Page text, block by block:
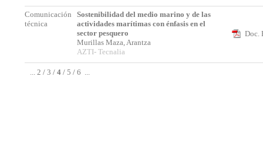
Comunicación
técnica
Sostenibilidad del medio marino y de las
actividades marítimas con énfasis en el
sector pesquero
Murillas Maza, Arantza
AZTI- Tecnalia
Doc.
... 2 / 3 / 4 / 5 / 6 ...